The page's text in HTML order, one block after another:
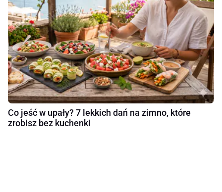
Co jeść w upały? 7 lekkich dań na zimno, które
zrobisz bez kuchenki